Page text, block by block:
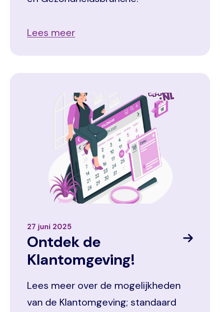
Lees meer
27 juni 2025
Ontdek de
Klantomgeving!
Lees meer over de mogelijkheden
van de Klantomgeving; standaard